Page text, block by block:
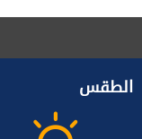
الطقس